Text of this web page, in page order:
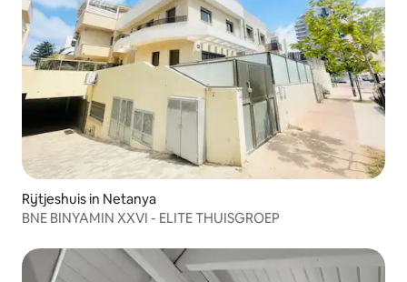
Rijtjeshuis in Netanya
BNE BINYAMIN XXVI - ELITE THUISGROEP